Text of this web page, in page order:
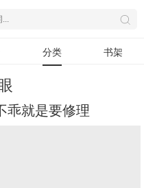
分类 书架
乖就是要修理